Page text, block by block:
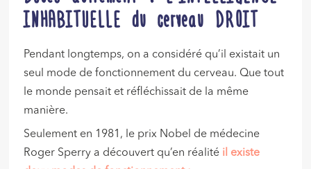
INHABITUELLE du cerveau DROIT
Pendant longtemps, on a considéré qu’il existait un
seul mode de fonctionnement du cerveau. Que tout
le monde pensait et réfléchissait de la même
manière.
Seulement en 1981, le prix Nobel de médecine
Roger Sperry a découvert qu’en réalité il existe